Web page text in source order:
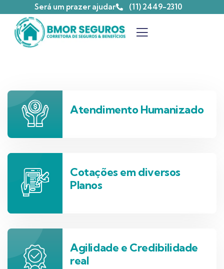
Será um prazer ajudar (11) 2449-2310
Atendimento Humanizado
Cotações em diversos
Planos
Agilidade e Credibilidade
real